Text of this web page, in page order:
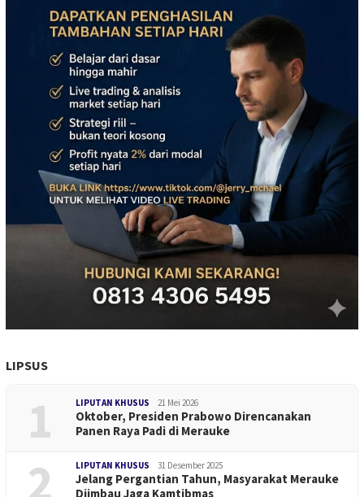
LIPSUS
1 LIPUTAN KHUSUS 21 Mei 2026
Oktober, Presiden Prabowo Direncanakan
Panen Raya Padi di Merauke
2 LIPUTAN KHUSUS 31 Desember 2025
Jelang Pergantian Tahun, Masyarakat Merauke
Diimbau Jaga Kamtibmas